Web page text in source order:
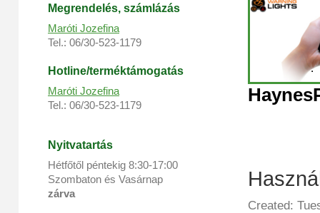
Megrendelés, számlázás
Maróti Jozefina
Tel.: 06/30-523-1179
Hotline/terméktámogatás
Maróti Jozefina
Tel.: 06/30-523-1179
Nyitvatartás
Hétfőtől péntekig 8:30-17:00
Szombaton és Vasárnap
zárva
Created: